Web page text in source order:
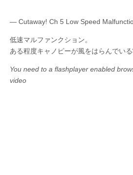
— Cutaway! Ch 5 Low Speed
低速マルファンクション。
ある程度キャノピーが風をはらんでいる
You need to a flashplayer enabled
video